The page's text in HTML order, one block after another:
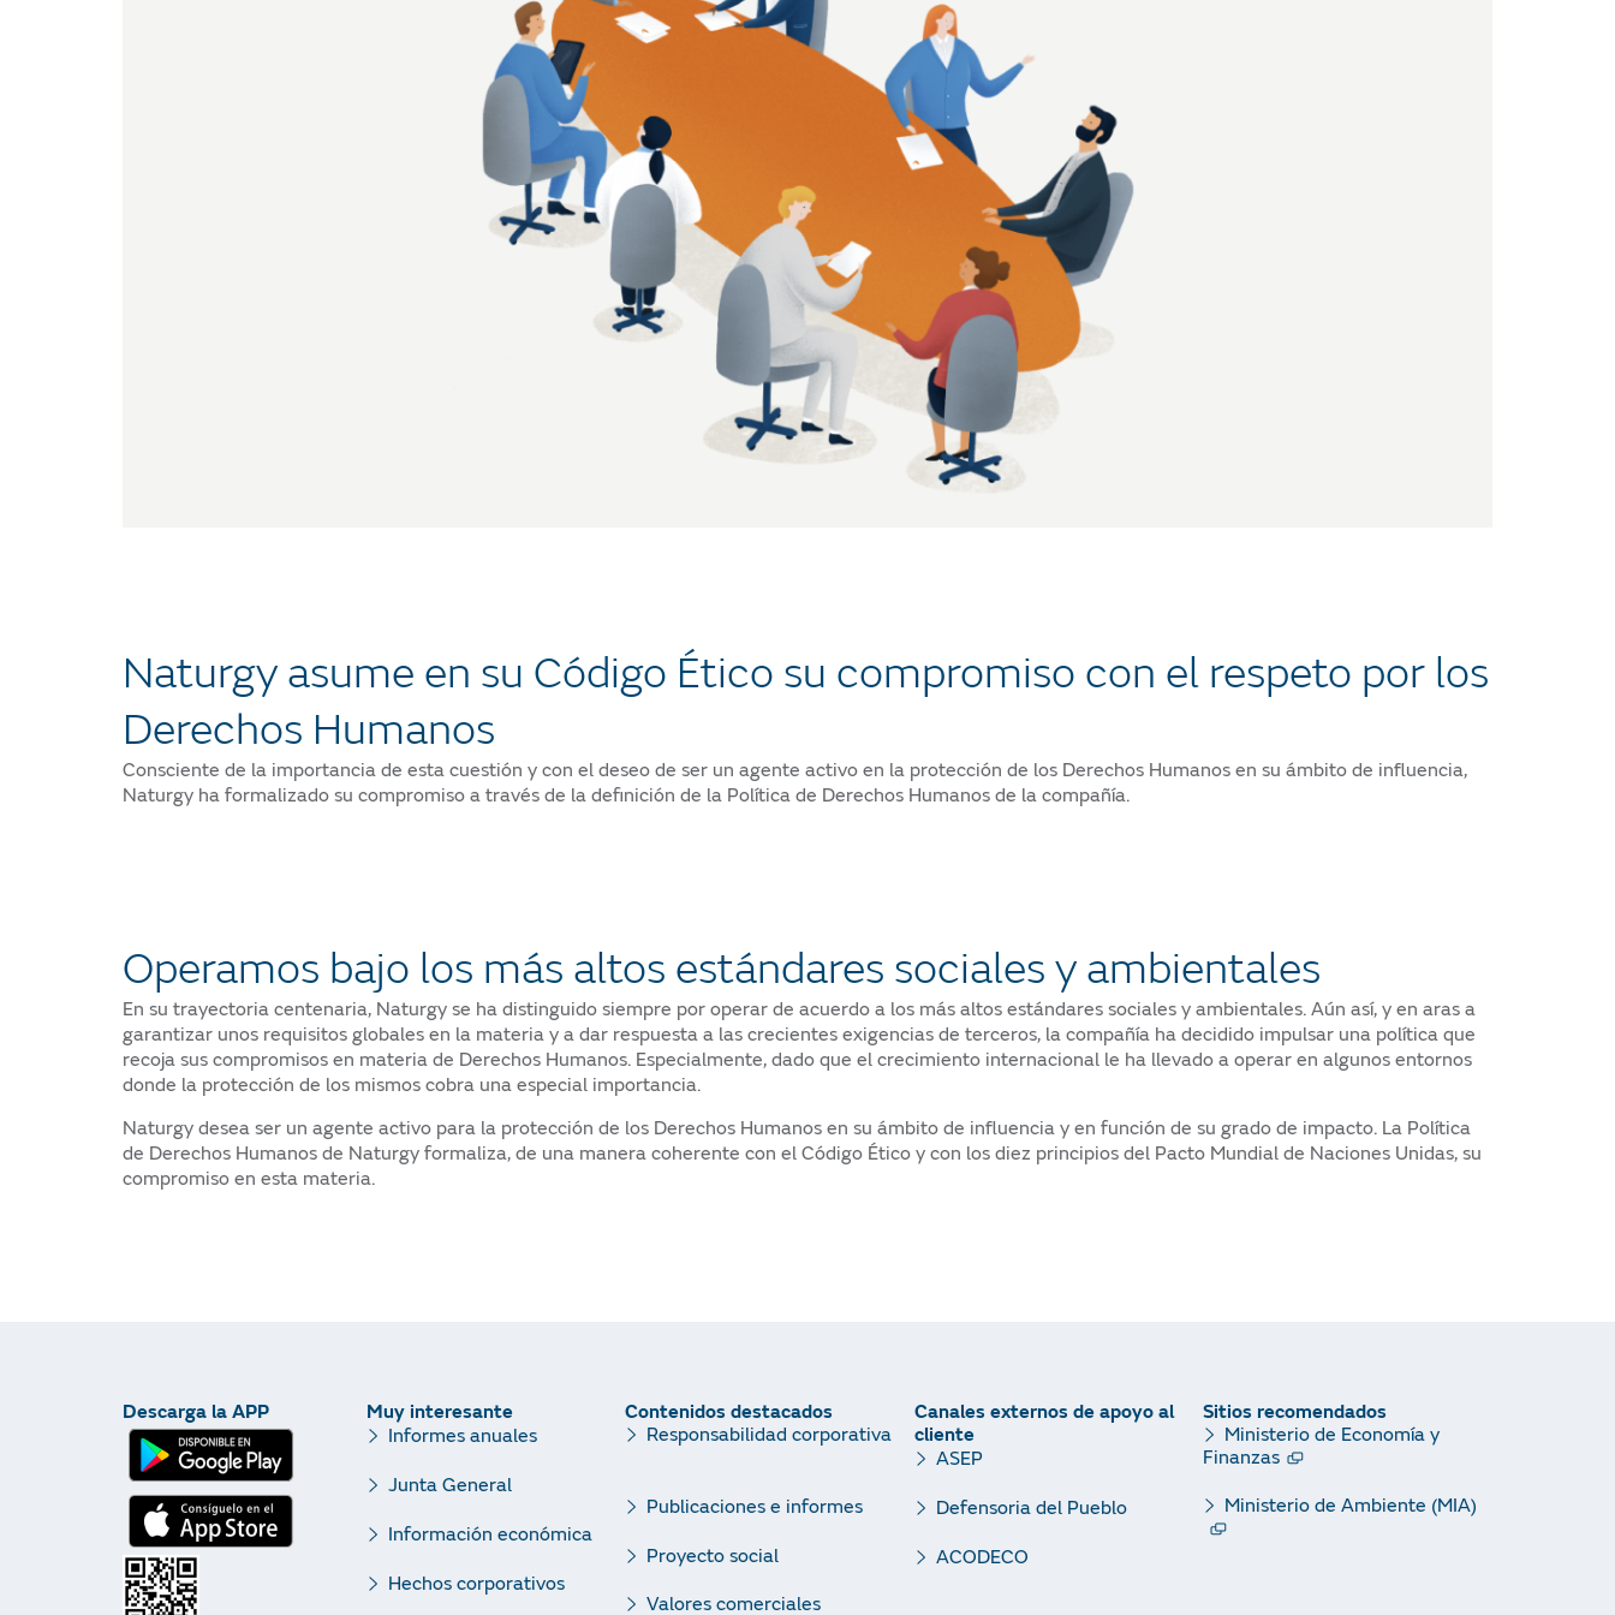
Naturgy asume en su Código Ético su compromiso con el respeto por los
Derechos Humanos
Consciente de la importancia de esta cuestión y con el deseo de ser un agente activo en la protección de los Derechos Humanos en su ámbito de influencia,
Naturgy ha formalizado su compromiso a través de la definición de la Política de Derechos Humanos de la compañía.
Operamos bajo los más altos estándares sociales y ambientales
En su trayectoria centenaria, Naturgy se ha distinguido siempre por operar de acuerdo a los más altos estándares sociales y ambientales. Aún así, y en aras a
garantizar unos requisitos globales en la materia y a dar respuesta a las crecientes exigencias de terceros, la compañía ha decidido impulsar una política que
recoja sus compromisos en materia de Derechos Humanos. Especialmente, dado que el crecimiento internacional le ha llevado a operar en algunos entornos
donde la protección de los mismos cobra una especial importancia.
Naturgy desea ser un agente activo para la protección de los Derechos Humanos en su ámbito de influencia y en función de su grado de impacto. La Política
de Derechos Humanos de Naturgy formaliza, de una manera coherente con el Código Ético y con los diez principios del Pacto Mundial de Naciones Unidas, su
compromiso en esta materia.
Descarga la APP Muy interesante
Informes anuales
Junta General
Información económica
Hechos corporativos
Contenidos destacados
Responsabilidad corporativa
Publicaciones e informes
Proyecto social
Valores comerciales
Canales externos de apoyo al
cliente
ASEP
Defensoria del Pueblo
ACODECO
Sitios recomendados
Ministerio de Economía y
Finanzas
Ministerio de Ambiente (MIA)